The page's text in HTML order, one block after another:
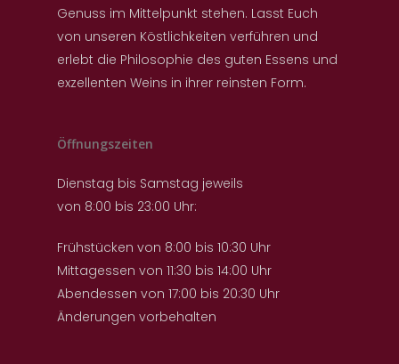
Genuss im Mittelpunkt stehen. Lasst Euch
von unseren Köstlichkeiten verführen und
erlebt die Philosophie des guten Essens und
exzellenten Weins in ihrer reinsten Form.
Öffnungszeiten
Dienstag bis Samstag jeweils
von 8:00 bis 23:00 Uhr:
Frühstücken von 8:00 bis 10:30 Uhr
Mittagessen von 11:30 bis 14:00 Uhr
Abendessen von 17:00 bis 20:30 Uhr
Änderungen vorbehalten